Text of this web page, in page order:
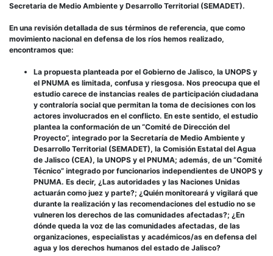
Secretaria de Medio Ambiente y Desarrollo Territorial (SEMADET).
En una revisión detallada de sus términos de referencia, que como
movimiento nacional en defensa de los ríos hemos realizado,
encontramos que:
La propuesta planteada por el Gobierno de Jalisco, la UNOPS y
el PNUMA es limitada, confusa y riesgosa. Nos preocupa que el
estudio carece de instancias reales de participación ciudadana
y contraloría social que permitan la toma de decisiones con los
actores involucrados en el conflicto. En este sentido, el estudio
plantea la conformación de un “Comité de Dirección del
Proyecto”, integrado por la Secretaría de Medio Ambiente y
Desarrollo Territorial (SEMADET), la Comisión Estatal del Agua
de Jalisco (CEA), la UNOPS y el PNUMA; además, de un “Comité
Técnico” integrado por funcionarios independientes de UNOPS y
PNUMA. Es decir, ¿Las autoridades y las Naciones Unidas
actuarán como juez y parte?; ¿Quién monitoreará y vigilará que
durante la realización y las recomendaciones del estudio no se
vulneren los derechos de las comunidades afectadas?; ¿En
dónde queda la voz de las comunidades afectadas, de las
organizaciones, especialistas y académicos/as en defensa del
agua y los derechos humanos del estado de Jalisco?